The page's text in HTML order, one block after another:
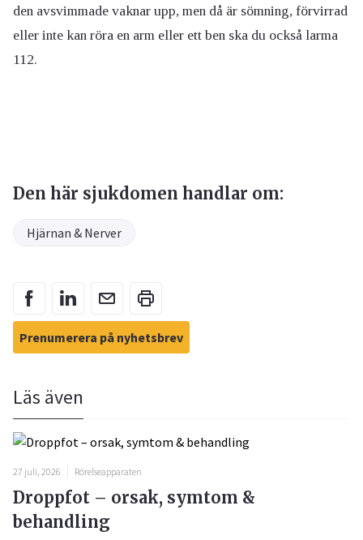
den avsvimmade vaknar upp, men då är sömning, förvirrad
eller inte kan röra en arm eller ett ben ska du också larma
112.
Den här sjukdomen handlar om:
Hjärnan & Nerver
Prenumerera på nyhetsbrev
Läs även
27 juli, 2026 Rörelseapparaten
Droppfot – orsak, symtom &
behandling